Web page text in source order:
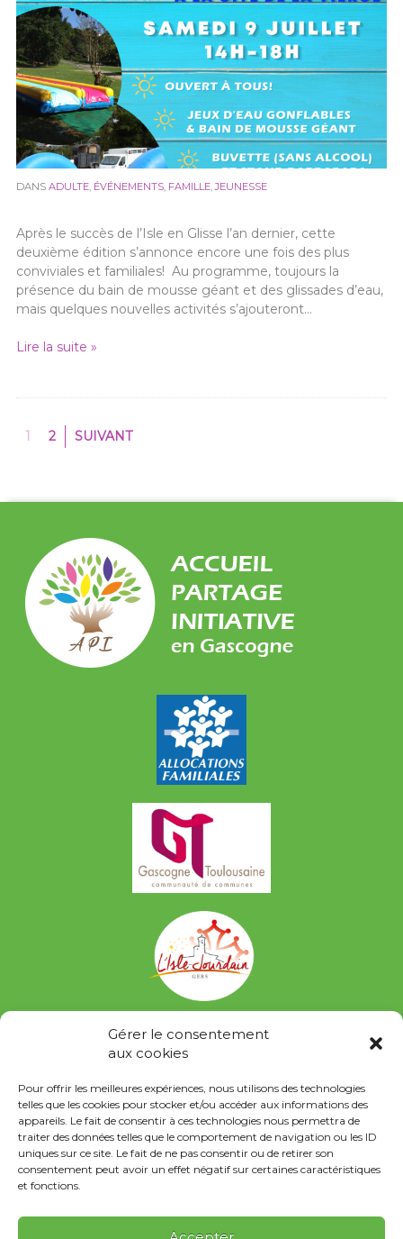
Gérer le consentement
aux cookies
Pour offrir les meilleures expériences, nous utilisons des technologies
telles que les cookies pour stocker et/ou accéder aux informations des
appareils. Le fait de consentir à ces technologies nous permettra de
traiter des données telles que le comportement de navigation ou les ID
uniques sur ce site. Le fait de ne pas consentir ou de retirer son
consentement peut avoir un effet négatif sur certaines caractéristiques
et fonctions.
DANS ADULTE, ÉVÉNEMENTS, FAMILLE,JEUNESSE
Après le succès de l’Isle en Glisse l’an dernier, cette
deuxième édition s’annonce encore une fois des plus
conviviales et familiales! Au programme, toujours la
présence du bain de mousse géant et des glissades d’eau,
mais quelques nouvelles activités s’ajouteront…
Lire la suite »
1 2 SUIVANT